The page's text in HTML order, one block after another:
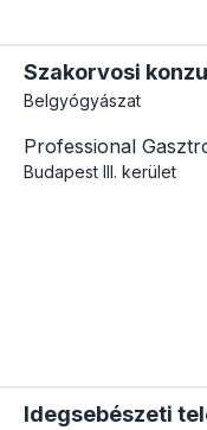
Szakorvosi
Belgyógyászat
Professional
Budapest III. kerület
Idegsebészeti